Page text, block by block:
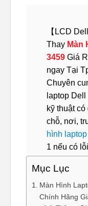
【LCD
Thay Màn
3459 Giá
ngay Tại
Chuyên
laptop
kỹ thuật
chỗ, nơi,
hình
1 nếu có
Mục Lục
Màn Hình
Chính Hãng